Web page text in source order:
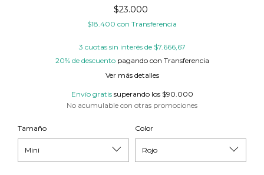
$23.000
$18.400 con Transferencia
3 cuotas sin interés de $7.666,67
20% de descuentopagando con Transferencia
Ver más detalles
Envío gratis superando los $90.000
No acumulable con otras promociones
Tamaño Color